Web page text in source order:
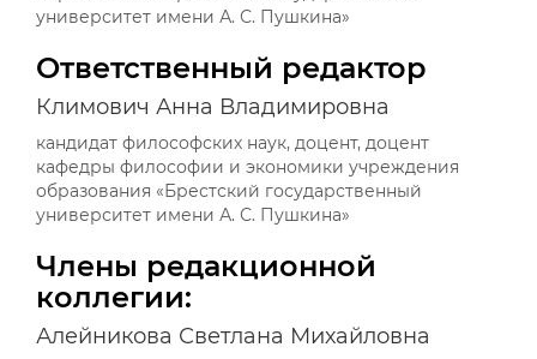
университет имени А. С. Пушкина»
Ответственный редактор
Климович Анна Владимировна
кандидат философских наук, доцент, доцент
кафедры философии и экономики учреждения
образования «Брестский государственный
университет имени А. С. Пушкина»
Члены редакционной
коллегии:
Алейникова Светлана Михайловна